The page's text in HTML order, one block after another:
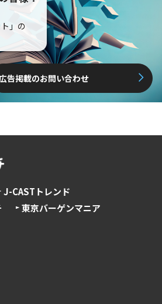
」の
告掲載のお問い合わせ
J-CASTトレンド
東京バーゲンマニア